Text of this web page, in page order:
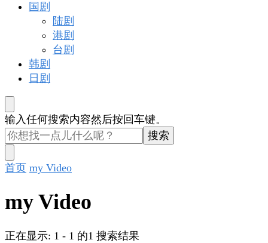
国剧
陆剧
港剧
台剧
韩剧
日剧
找
什
么
东
西
输入任何搜索内容然后按回车键。
首页 my Video
my Video
正在显示: 1 - 1 的1 搜索结果